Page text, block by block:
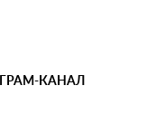
КАНАЛ